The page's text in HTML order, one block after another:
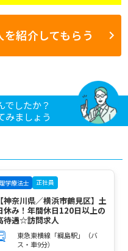
紹介してもらう
でしたか？
みましょう
学療法士 正社員
【神奈川県／横浜市鶴見区】土
休み！年間休日120日以上の
待遇☆訪問求人
東急東横線「綱島駅」（バ
ス・車9分）